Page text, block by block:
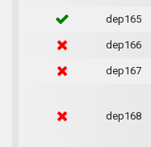
dep165
dep166
dep167
dep168